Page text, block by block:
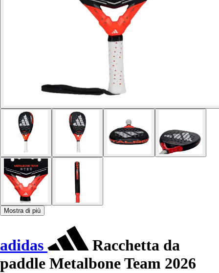
Mostra di più
adidas
Racchetta da
paddle Metalbone Team 2026